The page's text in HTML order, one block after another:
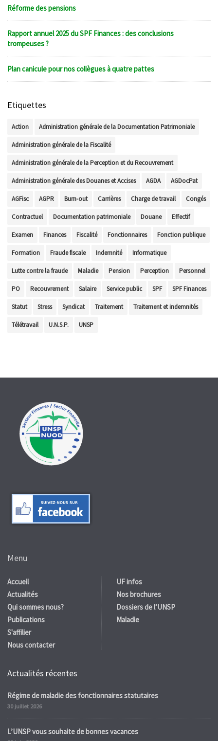
Réforme des pensions
Rapport annuel 2025 du SPF Finances : des conclusions
trompeuses ?
Plan canicule pour nos collègues à quatre pattes
Etiquettes
Action Administration générale de la Documentation Patrimoniale
Administration générale de la Fiscalité
Administration générale de la Perception et du Recouvrement
Administration générale des Douanes et Accises AGDA AGDocPat
AGFisc AGPR Burn-out Carrières Charge de travail Congés
Contractuel Documentation patrimoniale Douane Effectif
Examen Finances Fiscalité Fonctionnaires Fonction publique
Formation Fraude fiscale Indemnité Informatique
Lutte contre la fraude Maladie Pension Perception Personnel
PO Recouvrement Salaire Service public SPF SPF Finances
Statut Stress Syndicat Traitement Traitement et indemnités
Télétravail U.N.S.P. UNSP
Menu
Accueil
Actualités
Qui sommes nous?
Publications
S'affilier
Nous contacter
UF infos
Nos brochures
Dossiers de l’UNSP
Maladie
Actualités récentes
Régime de maladie des fonctionnaires statutaires
30 juillet 2026
L’UNSP vous souhaite de bonnes vacances